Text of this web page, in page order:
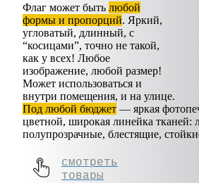
Флаг может быть любой
формы и пропорций. Яркий,
угловатый, длинный, с
“косицами”, точно не такой,
как у всех! Любое
изображение, любой размер!
Может использоваться и
внутри помещения, и на улице.
Под любой бюджет — яркая
цветной, широкая линейка тканей:
полупрозрачные, блестящие,
смотреть
товары